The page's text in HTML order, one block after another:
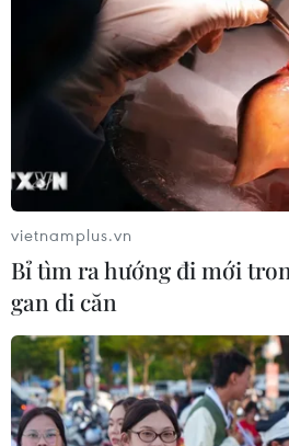
18/07/2022 10:53
Trung Quốc, Hàn Quốc và Mỹ
ca nhiễm mới COVID-19 và số
dòng phụ BA.5 của biến thể
vietnamplus.vn
Bỉ tìm ra hướng đi mới
gan di căn